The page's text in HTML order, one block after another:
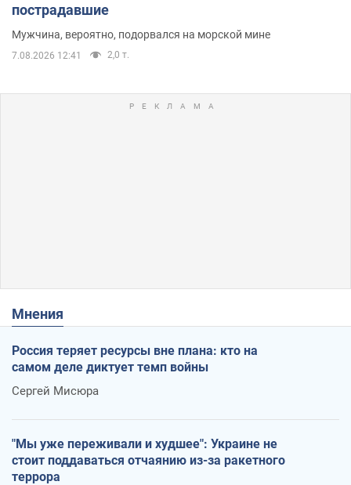
пострадавшие
Мужчина, вероятно, подорвался на морской мине
7.08.2026 12:41 2,0 т.
Мнения
Россия теряет ресурсы вне плана: кто на
самом деле диктует темп войны
Сергей Мисюра
"Мы уже переживали и худшее": Украине не
стоит поддаваться отчаянию из-за ракетного
террора